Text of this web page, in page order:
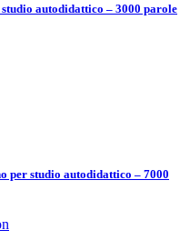
autodidattico – 3000 parole
per studio autodidattico – 7000